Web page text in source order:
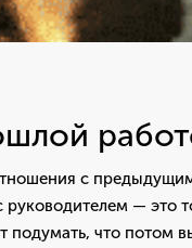
с
— это
что потом